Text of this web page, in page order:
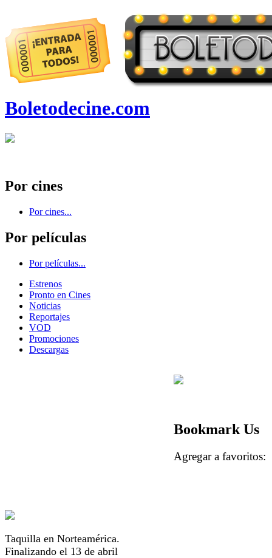
Boletodecine.com
Por cines
Por cines...
Por películas
Por películas...
Estrenos
Pronto en Cines
Noticias
Reportajes
VOD
Promociones
Descargas
Taquilla en Norteamérica.
Finalizando el 13 de abril
Bookmark Us
Agregar a